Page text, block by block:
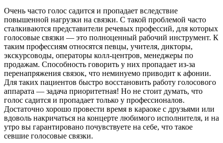
Очень часто голос садится и пропадает вследствие
повышенной нагрузки на связки. С такой проблемой часто
сталкиваются представители речевых профессий, для которых
голосовые связки — это полноценный рабочий инструмент. К
таким профессиям относятся певцы, учителя, дикторы,
экскурсоводы, операторы колл-центров, менеджеры по
продажам. Способность говорить у них пропадает из-за
перенапряжения связок, что неминуемо приводит к афонии.
Для таких пациентов быстро восстановить работу голосового
аппарата — задача приоритетная! Но не стоит думать, что
голос садится и пропадает только у профессионалов.
Достаточно хорошо провести время в караоке с друзьями или
вдоволь накричаться на концерте любимого исполнителя, и на
утро вы гарантировано почувствуете на себе, что такое
севшие голосовые связки.